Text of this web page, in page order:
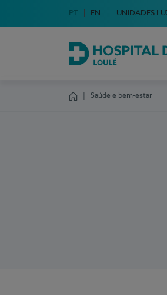
Escolha o seu idioma
Idioma em Português
PT English Language
EN UNIDADES
Hospital da Luz Loulé
Saúde e bem-estar